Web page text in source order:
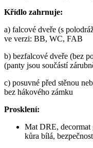
Křídlo zahrnuje:
a) falcové dveře (s
ve verzi: BB, WC, FAB
b) bezfalcové dveře (bez
(panty jsou součástí
c) posuvné před stěnou
bez hákového zámku
Prosklení:
Mat DRE, decormat
kůra bílá,